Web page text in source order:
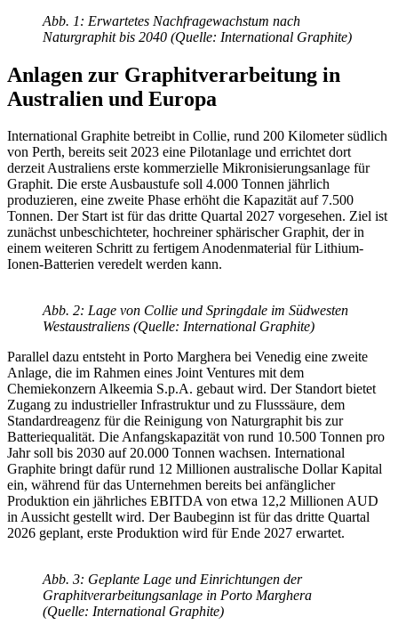
Abb. 1: Erwartetes Nachfragewachstum nach
Naturgraphit bis 2040 (Quelle: International Graphite)
Anlagen zur Graphitverarbeitung in
Australien und Europa
International Graphite betreibt in Collie, rund 200 Kilometer südlich
von Perth, bereits seit 2023 eine Pilotanlage und errichtet dort
derzeit Australiens erste kommerzielle Mikronisierungsanlage für
Graphit. Die erste Ausbaustufe soll 4.000 Tonnen jährlich
produzieren, eine zweite Phase erhöht die Kapazität auf 7.500
Tonnen. Der Start ist für das dritte Quartal 2027 vorgesehen. Ziel ist
zunächst unbeschichteter, hochreiner sphärischer Graphit, der in
einem weiteren Schritt zu fertigem Anodenmaterial für Lithium-
Ionen-Batterien veredelt werden kann.
Abb. 2: Lage von Collie und Springdale im Südwesten
Westaustraliens (Quelle: International Graphite)
Parallel dazu entsteht in Porto Marghera bei Venedig eine zweite
Anlage, die im Rahmen eines Joint Ventures mit dem
Chemiekonzern Alkeemia S.p.A. gebaut wird. Der Standort bietet
Zugang zu industrieller Infrastruktur und zu Flusssäure, dem
Standardreagenz für die Reinigung von Naturgraphit bis zur
Batteriequalität. Die Anfangskapazität von rund 10.500 Tonnen pro
Jahr soll bis 2030 auf 20.000 Tonnen wachsen. International
Graphite bringt dafür rund 12 Millionen australische Dollar Kapital
ein, während für das Unternehmen bereits bei anfänglicher
Produktion ein jährliches EBITDA von etwa 12,2 Millionen AUD
in Aussicht gestellt wird. Der Baubeginn ist für das dritte Quartal
2026 geplant, erste Produktion wird für Ende 2027 erwartet.
Abb. 3: Geplante Lage und Einrichtungen der
Graphitverarbeitungsanlage in Porto Marghera
(Quelle: International Graphite)